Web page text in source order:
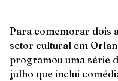
Para comemorar dois
setor cultural em
programou uma série
julho que inclui